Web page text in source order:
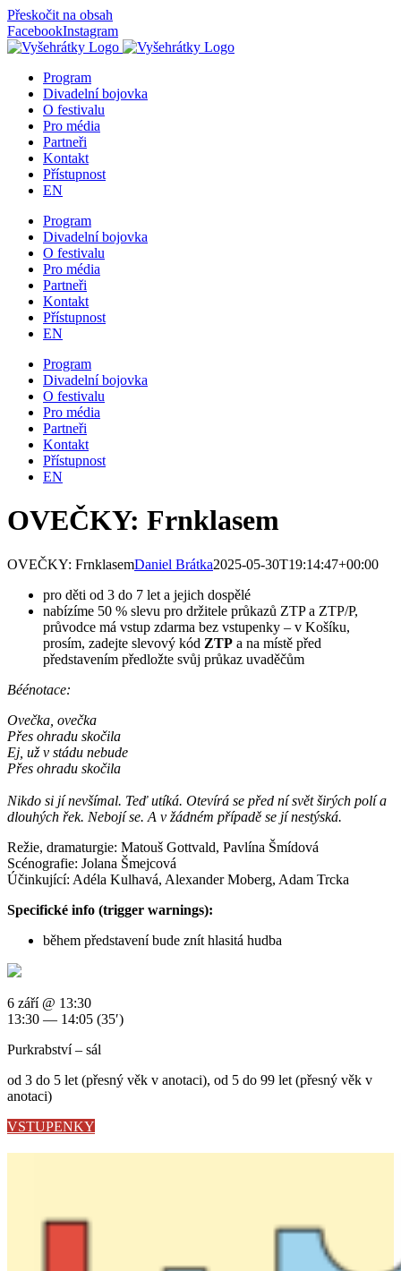
Přeskočit na obsah
FacebookInstagram
Program
Divadelní bojovka
O festivalu
Pro média
Partneři
Kontakt
Přístupnost
EN
Program
Divadelní bojovka
O festivalu
Pro média
Partneři
Kontakt
Přístupnost
EN
Program
Divadelní bojovka
O festivalu
Pro média
Partneři
Kontakt
Přístupnost
EN
OVEČKY: Frnklasem
OVEČKY: FrnklasemDaniel Brátka2025-05-30T19:14:47+00:00
pro děti od 3 do 7 let a jejich dospělé
nabízíme 50 % slevu pro držitele průkazů ZTP a ZTP/P,
průvodce má vstup zdarma bez vstupenky – v Košíku,
prosím, zadejte slevový kód ZTP a na místě před
představením předložte svůj průkaz uvaděčům
Béénotace:
Ovečka, ovečka
Přes ohradu skočila
Ej, už v stádu nebude
Přes ohradu skočila
Nikdo si jí nevšímal. Teď utíká. Otevírá se před ní svět širých polí a
dlouhých řek. Nebojí se. A v žádném případě se jí nestýská.
Režie, dramaturgie: Matouš Gottvald, Pavlína Šmídová
Scénografie: Jolana Šmejcová
Účinkující: Adéla Kulhavá, Alexander Moberg, Adam Trcka
Specifické info (trigger warnings):
během představení bude znít hlasitá hudba
6 září @ 13:30
13:30 — 14:05 (35′)
Purkrabství – sál
od 3 do 5 let (přesný věk v anotaci), od 5 do 99 let (přesný věk v
anotaci)
VSTUPENKY